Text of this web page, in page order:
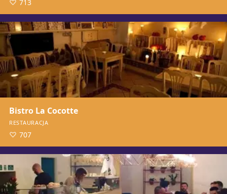
713
Bistro La Cocotte
RESTAURACJA
707